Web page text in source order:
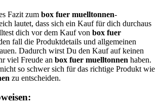
Fazit zum box fuer muelltonnen-
lautet, dass sich ein Kauf für dich durchaus
dich vor dem Kauf von box fuer
fall die Produktdetails und allgemeinen
Dadurch wirst Du den Kauf auf keinen
viel Freude an box fuer muelltonnen haben.
so schwer sich für das richtige Produkt wie
zu entscheiden.